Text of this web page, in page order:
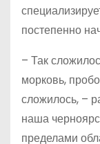
постепенно
– Так
морковь,
сложилось, –
наша
пределами